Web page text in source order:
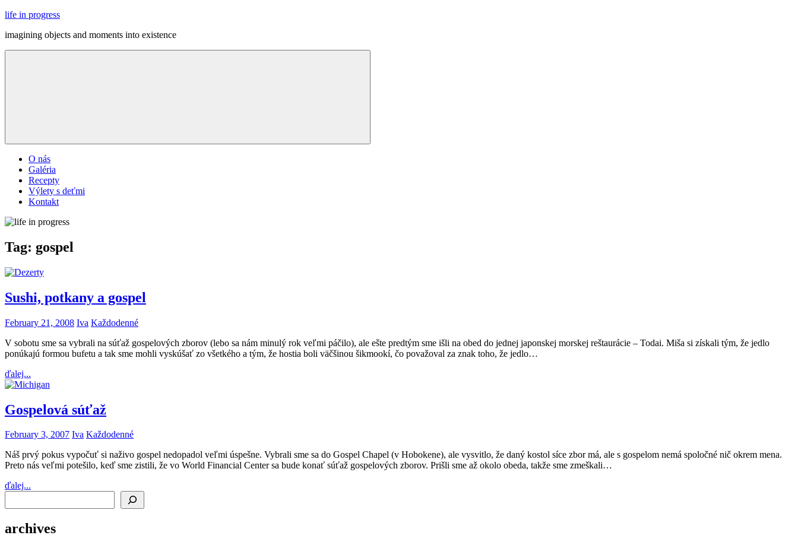
Skip
content
life in progress
imagining objects and moments into existence
Menu
O nás
Galéria
Recepty
Výlety s deťmi
Kontakt
Tag: gospel
Sushi, potkany a gospel
February 21, 2008 Iva Každodenné
V sobotu sme sa vybrali na súťaž gospelových zborov (lebo sa nám minulý rok veľmi páčilo), ale ešte predtým sme išli na obed do jednej japonskej morskej reštaurácie – Todai. Miša si získali tým, že jedlo
ponúkajú formou bufetu a tak sme mohli vyskúšať zo všetkého a tým, že hostia boli väčšinou šikmookí, čo považoval za znak toho, že jedlo…
ďalej...
Gospelová súťaž
February 3, 2007 Iva Každodenné
Náš prvý pokus vypočuť si naživo gospel nedopadol veľmi úspešne. Vybrali sme sa do Gospel Chapel (v Hobokene), ale vysvitlo, že daný kostol síce zbor má, ale s gospelom nemá spoločné nič okrem mena.
Preto nás veľmi potešilo, keď sme zistili, že vo World Financial Center sa bude konať súťaž gospelových zborov. Prišli sme až okolo obeda, takže sme zmeškali…
ďalej...
archives